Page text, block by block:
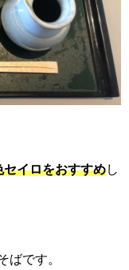
セイロをおすすめし
ばです。